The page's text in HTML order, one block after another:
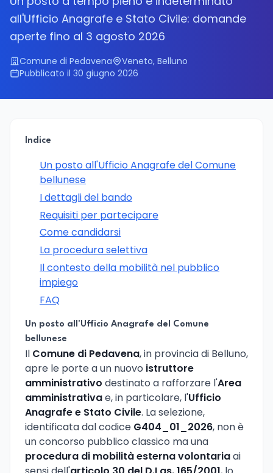
all'Ufficio Anagrafe e Stato Civile: domande
aperte fino al 3 agosto 2026
Comune di Pedavena
Veneto, Belluno
Pubblicato il 30 giugno 2026
Indice
Un posto all'Ufficio Anagrafe del Comune
bellunese
I dettagli del bando
Requisiti per partecipare
Come candidarsi
La procedura selettiva
Il contesto della mobilità nel pubblico
impiego
FAQ
Un posto all'Ufficio Anagrafe del Comune
bellunese
Il Comune di Pedavena, in provincia di Belluno,
apre le porte a un nuovo istruttore
amministrativo destinato a rafforzare l'Area
amministrativae, in particolare, l'Ufficio
Anagrafe e Stato Civile. La selezione,
identificata dal codice G404_01_2026, non è
un concorso pubblico classico ma una
procedura di mobilità esterna volontariaai